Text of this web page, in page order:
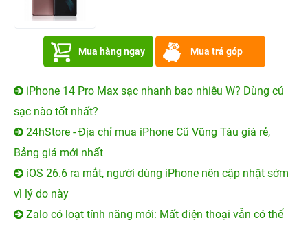
Mua hàng ngay Mua trả góp
iPhone 14 Pro Max sạc nhanh bao nhiêu W? Dùng củ
sạc nào tốt nhất?
24hStore - Địa chỉ mua iPhone Cũ Vũng Tàu giá rẻ,
Bảng giá mới nhất
iOS 26.6 ra mắt, người dùng iPhone nên cập nhật sớm
vì lý do này
Zalo có loạt tính năng mới: Mất điện thoại vẫn có thể